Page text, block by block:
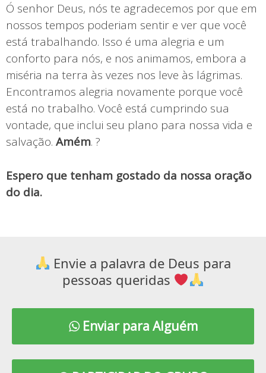
Ó senhor Deus, nós te agradecemos por que em
nossos tempos poderiam sentir e ver que você
está trabalhando. Isso é uma alegria e um
conforto para nós, e nos animamos, embora a
miséria na terra às vezes nos leve às lágrimas.
Encontramos alegria novamente porque você
está no trabalho. Você está cumprindo sua
vontade, que inclui seu plano para nossa vida e
salvação. Amém. ?
Espero que tenham gostado da nossa oração
do dia.
Envie a palavra de Deus para
pessoas queridas
Enviar para Alguém